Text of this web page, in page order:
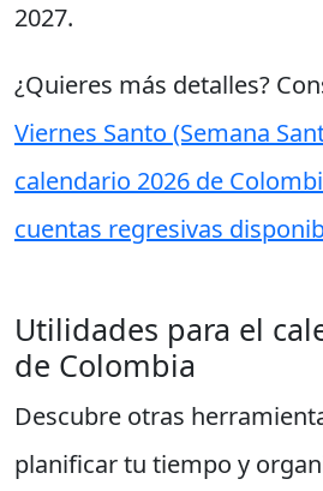
2027.
¿Quieres más detalles?
Viernes Santo (Semana
calendario 2026 de
cuentas regresivas
Utilidades para el
de Colombia
Descubre otras
planificar tu tiempo y